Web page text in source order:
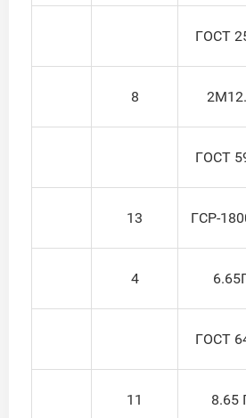
ГОСТ
8
ГОСТ
13 ГСР-
4
ГОСТ
11 8.65